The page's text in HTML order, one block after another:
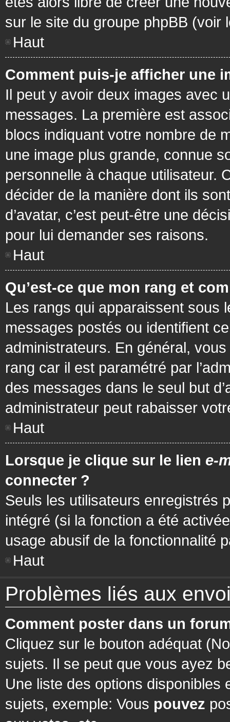
sur le site du groupe phpBB (voir
Haut
Comment puis-je afficher une
Il peut y avoir deux images avec
messages. La première est
blocs indiquant votre nombre de
une image plus grande, connue
personnelle à chaque utilisateur.
décider de la manière dont ils
d’avatar, c’est peut-être une
pour lui demander ses raisons.
Haut
Qu’est-ce que mon rang et
Les rangs qui apparaissent sous
messages postés ou identifient
administrateurs. En général,
rang car il est paramétré par
des messages dans le seul but
administrateur peut rabaisser
Haut
Lorsque je clique sur le lien e-
connecter ?
Seuls les utilisateurs enregistrés
intégré (si la fonction a été
usage abusif de la fonctionnalité
Haut
Problèmes liés aux
Comment poster dans un
Cliquez sur le bouton adéquat
sujets. Il se peut que vous ayez
Une liste des options
sujets, exemple: Vous pouvez